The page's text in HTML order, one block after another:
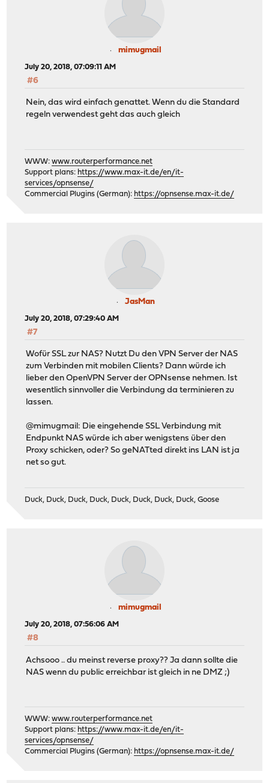
mimugmail
July 20, 2018, 07:09:11 AM
#6
Nein, das wird einfach genattet. Wenn du die Standard
regeln verwendest geht das auch gleich
WWW:www.routerperformance.net
Support plans: https://www.max-it.de/en/it-
services/opnsense/
Commercial Plugins (German): https://opnsense.max-it.de/
JasMan
July 20, 2018, 07:29:40 AM
#7
Wofür SSL zur NAS? Nutzt Du den VPN Server der NAS
zum Verbinden mit mobilen Clients? Dann würde ich
lieber den OpenVPN Server der OPNsense nehmen. Ist
wesentlich sinnvoller die Verbindung da terminieren zu
lassen.
@mimugmail: Die eingehende SSL Verbindung mit
Endpunkt NAS würde ich aber wenigstens über den
Proxy schicken, oder? So geNATted direkt ins LAN ist ja
net so gut.
Duck, Duck, Duck, Duck, Duck, Duck, Duck, Duck, Goose
mimugmail
July 20, 2018, 07:56:06 AM
#8
Achsooo .. du meinst reverse proxy?? Ja dann sollte die
NAS wenn du public erreichbar ist gleich in ne DMZ ;)
WWW:www.routerperformance.net
Support plans: https://www.max-it.de/en/it-
services/opnsense/
Commercial Plugins (German): https://opnsense.max-it.de/